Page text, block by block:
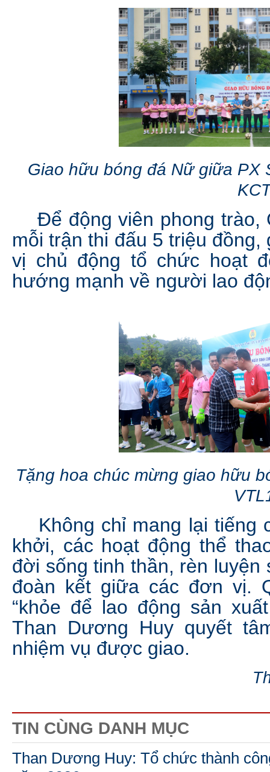
Giao hữu bóng đá Nữ giữa PX
Để động viên phong trào,
mỗi trận thi đấu 5 triệu
vị chủ động tổ chức hoạt
hướng mạnh về người lao
Tặng hoa chúc mừng giao hữu
Không chỉ mang lại tiếng
khởi, các hoạt động thể
đời sống tinh thần, rèn
đoàn kết giữa các đơn vị.
“khỏe để lao động sản
Than Dương Huy quyết
nhiệm vụ được giao.
TIN CÙNG DANH MỤC
Than Dương Huy: Tổ chức thành